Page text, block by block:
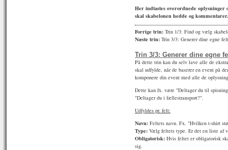
Her indtastes overordnede oplysninger
skal skabelonen hedde og kommentarer.
Forrige trin: Trin 1/3: Find og vælg
Næste trin: Trin 3/3: Generer dine egne
Trin 3/3: Generer dine egne
På dette trin kan du selv lave alle de
skal udfylde, når de baserer en event på
komponere din event med alle de
Dette kan fx. være "Deltager du til
"Deltager du i fællestransport?".
Udfyldes pr. felt:
Navn: Feltets navn. Fx. "Hvilken t-shirt
Type: Vælg feltets type. Er det en liste af
Obligatorisk: Hvis feltet er obligatorisk
sig.